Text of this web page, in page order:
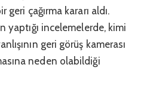
geri çağırma kararı aldı.
yaptığı incelemelerde, kimi
geri görüş kamerası
neden olabildiği